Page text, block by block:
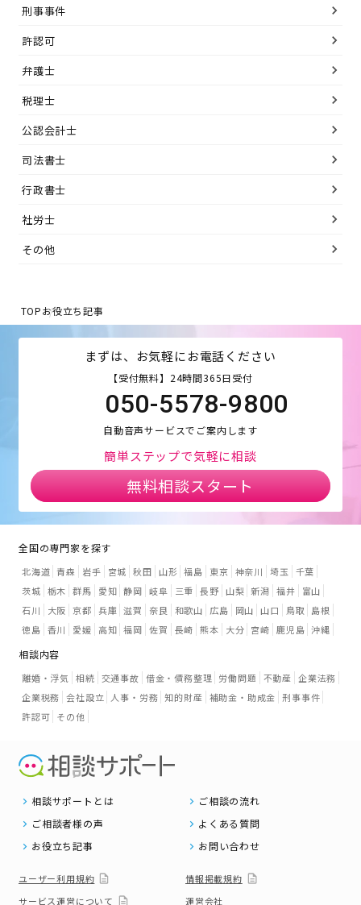
刑事事件
許認可
弁護士
税理士
公認会計士
司法書士
行政書士
社労士
その他
TOPお役立ち記事
まずは、お気軽にお電話ください
【受付無料】24時間365日受付
050-5578-9800
自動音声サービスでご案内します
簡単ステップで気軽に相談
無料相談スタート
全国の専門家を探す
北海道 青森 岩手 宮城 秋田 山形 福島 東京 神奈川 埼玉
千葉
茨城 栃木 群馬 愛知 静岡 岐阜 三重 長野 山梨 新潟 福井
富山
石川
大阪 京都 兵庫 滋賀 奈良 和歌山 広島 岡山 山口 鳥取
島根
徳島 香川 愛媛 高知 福岡 佐賀 長崎 熊本 大分 宮崎 鹿児島 沖縄
相談内容
離婚・浮気 相続 交通事故 借金・債務整理 労働問題 不動産 企業法務
企業税務 会社設立 人事・労務 知的財産 補助金・助成金 刑事事件
許認可 その他
相談サポートとは
ご相談の流れ
ご相談者様の声
よくある質問
お役立ち記事
お問い合わせ
ユーザー利用規約
情報掲載規約
サービス運営について
運営会社